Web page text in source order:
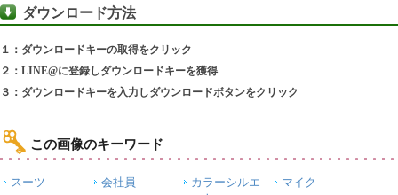
ダウンロード方法
１：ダウンロードキーの取得をクリック
２：LINE@に登録しダウンロードキーを獲得
３：ダウンロードキーを入力しダウンロードボタンをクリック
この画像のキーワード
スーツ 会社員
カラーシルエ
マイク